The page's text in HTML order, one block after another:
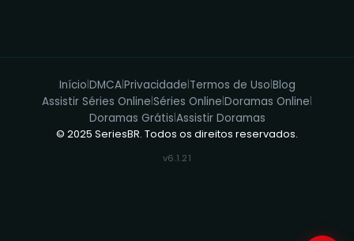
Início|DMCA|Privacidade|Termos de Uso|Blog
Assistir Séries Online|Séries Online|Doramas Online|
Doramas Grátis|Assistir Doramas
© 2025 SeriesBR. Todos os direitos reservados.
v6.1.21